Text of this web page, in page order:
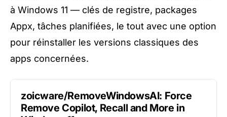
à Windows 11 — clés de registre, packages
Appx, tâches planifiées, le tout avec une option
pour réinstaller les versions classiques des
apps concernées.
zoicware/RemoveWindowsAI: Force
Remove Copilot, Recall and More in